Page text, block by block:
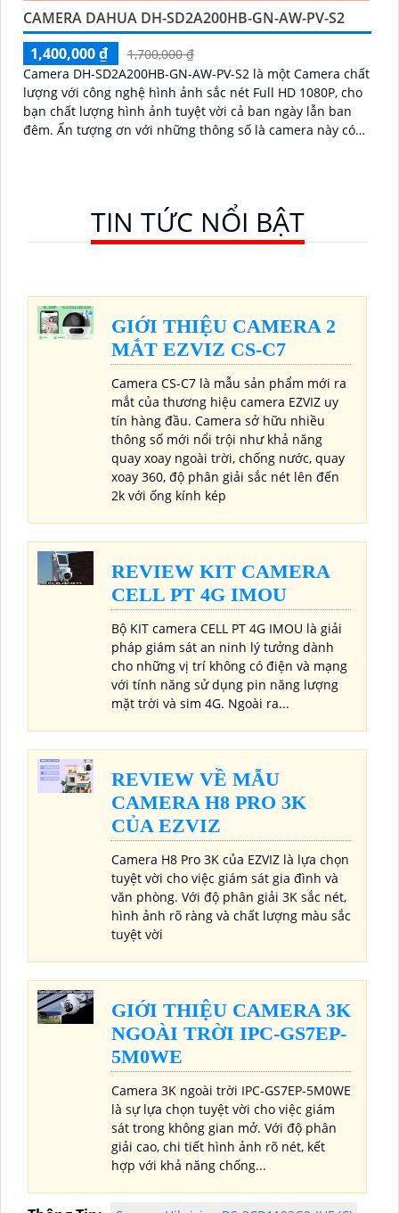
CAMERA DAHUA DH-SD2A200HB-GN-AW-PV-S2
1,400,000 ₫
1,700,000 ₫
Camera DH-SD2A200HB-GN-AW-PV-S2 là một Camera chất
lượng với công nghệ hình ảnh sắc nét Full HD 1080P, cho
bạn chất lượng hình ảnh tuyệt vời cả ban ngày lẫn ban
đêm. Ấn tượng ơn với những thông số là camera này có
TIN TỨC NỔI BẬT
GIỚI THIỆU CAMERA 2
MẮT EZVIZ CS-C7
Camera CS-C7 là mẫu sản phẩm mới ra
mắt của thương hiệu camera EZVIZ uy
tín hàng đầu. Camera sở hữu nhiều
thông số mới nổi trội như khả năng
quay xoay ngoài trời, chống nước, quay
xoay 360, độ phân giải sắc nét lên đến
2k với ống kính kép
REVIEW KIT CAMERA
CELL PT 4G IMOU
Bộ KIT camera CELL PT 4G IMOU là giải
pháp giám sát an ninh lý tưởng dành
cho những vị trí không có điện và mạng
với tính năng sử dụng pin năng lượng
mặt trời và sim 4G. Ngoài ra...
REVIEW VỀ MẪU
CAMERA H8 PRO 3K
CỦA EZVIZ
Camera H8 Pro 3K của EZVIZ là lựa chọn
tuyệt vời cho việc giám sát gia đình và
văn phòng. Với độ phân giải 3K sắc nét,
hình ảnh rõ ràng và chất lượng màu sắc
tuyệt vời
GIỚI THIỆU CAMERA 3K
NGOÀI TRỜI IPC-GS7EP-
5M0WE
Camera 3K ngoài trời IPC-GS7EP-5M0WE
là sự lựa chọn tuyệt vời cho việc giám
sát trong không gian mở. Với độ phân
giải cao, chi tiết hình ảnh rõ nét, kết
hợp với khả năng chống...